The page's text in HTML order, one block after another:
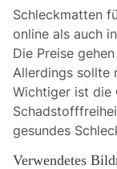
Schleckmatten
online als auch
Die Preise
Allerdings sollte
Wichtiger ist die
gesundes
Verwendetes